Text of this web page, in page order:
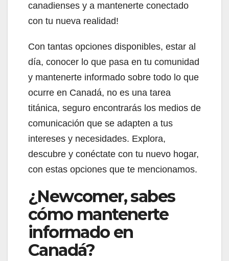
canadienses y a mantenerte conectado
con tu nueva realidad!
Con tantas opciones disponibles, estar al
día, conocer lo que pasa en tu comunidad
y mantenerte informado sobre todo lo que
ocurre en Canadá, no es una tarea
titánica, seguro encontrarás los medios de
comunicación que se adapten a tus
intereses y necesidades. Explora,
descubre y conéctate con tu nuevo hogar,
con estas opciones que te mencionamos.
¿Newcomer, sabes
cómo mantenerte
informado en
Canadá?